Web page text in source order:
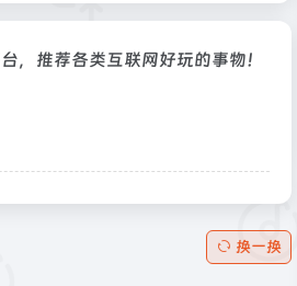
，推荐各类互联网好玩的事物！
换一换